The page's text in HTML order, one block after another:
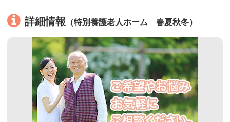
詳細情報 （特別養護老人ホーム 春夏秋冬）